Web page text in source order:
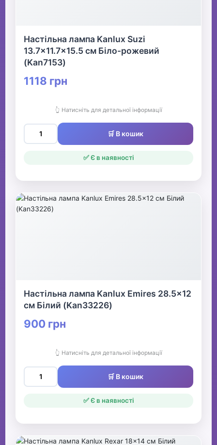
Настільна лампа Kanlux Suzi
13.7x11.7x15.5 см Біло-рожевий
(Kan7153)
1118 грн
👆 Натисніть для детальної інформації
🛒 В кошик
✅ Є в наявності
Настільна лампа Kanlux Emires 28.5x12
см Білий (Kan33226)
900 грн
👆 Натисніть для детальної інформації
🛒 В кошик
✅ Є в наявності